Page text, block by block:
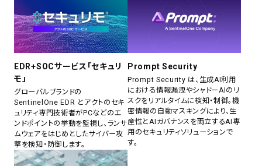
EDR+SOCサービス「セキュリ
モ」
グローバルブランドの
SentinelOne EDR とアクトのセキ
ュリティ専門技術者がPCなどのエ
ンドポイントの挙動を監視し、ランサ
ムウェアをはじめとしたサイバー攻
撃を検知・防御します。
Prompt Security
Prompt Security は、生成AI利用
における情報漏洩やシャドーAIのリ
スクをリアルタイムに検知・制御。機
密情報の自動マスキングにより、生
産性とAIガバナンスを両立するAI専
用のセキュリティソリューションで
す。